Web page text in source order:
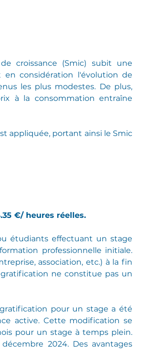
croissance (Smic) subit une
en considération l'évolution de
les plus modestes. De plus,
à la consommation entraîne
appliquée, portant ainsi le Smic
€/ heures réelles.
étudiants effectuant un stage
professionnelle initiale.
association, etc.) à la fin
ne constitue pas un
pour un stage a été
active. Cette modification se
pour un stage à temps plein.
2024. Des avantages